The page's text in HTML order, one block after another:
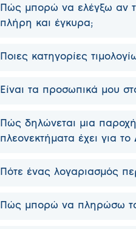
Πώς μπορώ να ελέγξω αν
πλήρη και έγκυρα;
Ποιες κατηγορίες
Είναι τα προσωπικά μου
Πώς δηλώνεται μια
πλεονεκτήματα έχει για το
Πότε ένας λογαριασμός
Πώς μπορώ να πληρώσω